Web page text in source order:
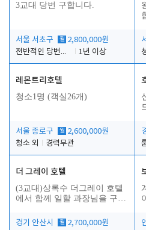
3교대 당번 구합니다.
서울 서초구 월 2,800,000원
전반적인 당번업무
1년 이상
레몬트리호텔
청소1명 (객실26개)
서울 종로구 월 2,600,000원
청소 외
경력무관
더 그레이 호텔
(3교대)상록수 더그레이 호텔
에서 함께 일할 과장님을 구합
경기 안산시
월 2,700,000원